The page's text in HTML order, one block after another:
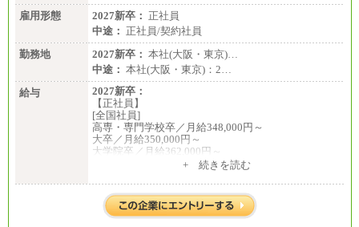
雇用形態
2027新卒： 正社員
中途： 正社員/契約社員
勤務地
2027新卒： 本社(大阪・東京)…
中途： 本社(大阪・東京)：2…
給与
2027新卒：
【正社員】
[全国社員]
高専・専門学校卒／月給348,000円～
大卒／月給350,000円～
大学院卒／月給362,000円～
[地域社員]月給295,000円～
【正社員】
[全国社員]月給348,000円～
[地域社員]月給295,000円～
+ 続きを読む